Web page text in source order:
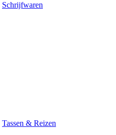
Schrijfwaren
Tassen & Reizen